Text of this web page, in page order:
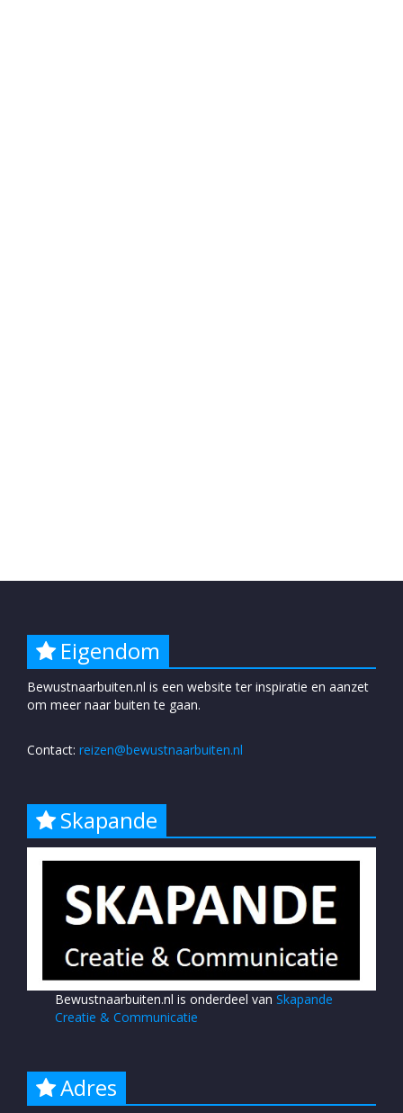
Eigendom
Bewustnaarbuiten.nl is een website ter inspiratie en aanzet
om meer naar buiten te gaan.
Contact: reizen@bewustnaarbuiten.nl
Skapande
Bewustnaarbuiten.nl is onderdeel vanSkapande
Creatie & Communicatie
Adres